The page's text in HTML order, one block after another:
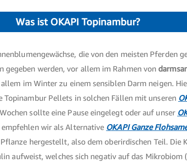
Was ist OKAPI Topinambur?
die von den meisten Pferden
gegeben werden, vor allem im Rahmen von
im Winter zu einem sensiblen Darm neigen.
Pellets in solchen Fällen mit unseren
sollte eine Pause eingelegt oder auf unser
empfehlen wir als Alternative OKAPI Ganze
hergestellt, also dem oberirdischen Teil.
aufweist, welches sich negativ auf das